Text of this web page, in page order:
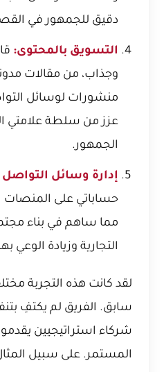
دقيق للجمهور في
التسويق بالمحتوى:
وجذاب، من مقالات
منشورات لوسائل
عزز من سلطة علامتي
الجمهور.
إدارة وسائل التواصل
حساباتي على المنصات
مما ساهم في بناء
التجارية وزيادة الوعي
لقد كانت هذه التجربة
سابق. الفريق لم يكتفِ
شركاء استراتيجيين
المستمر. على سبيل